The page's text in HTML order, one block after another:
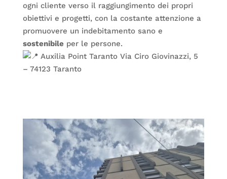
ogni cliente verso il raggiungimento dei propri
obiettivi e progetti, con la costante attenzione a
promuovere un indebitamento sano e
sostenibile per le persone.
Auxilia Point Taranto Via Ciro Giovinazzi, 5
– 74123 Taranto